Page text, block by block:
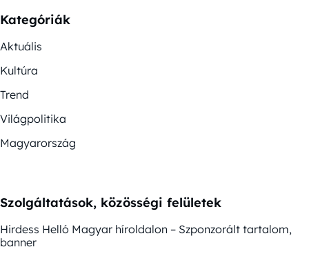
Kategóriák
Aktuális
Kultúra
Trend
Világpolitika
Magyarország
Szolgáltatások, közösségi felületek
Hirdess Helló Magyar híroldalon – Szponzorált tartalom,
banner